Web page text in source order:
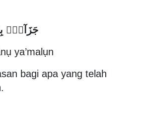
ya’malụn
bagi apa yang telah